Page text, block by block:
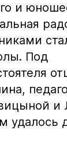
и
Под
и
удалось